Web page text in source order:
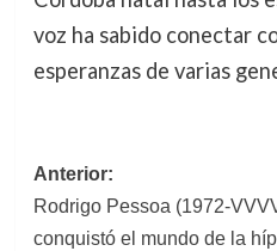
voz ha sabido conectar
esperanzas de varias
Navegación
de
Anterior:
Rodrigo Pessoa (1972-
conquistó el mundo de la